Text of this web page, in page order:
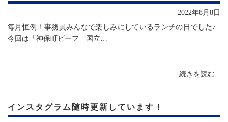
2022年8月8日
毎月恒例！事務員みんなで楽しみにしているランチの日でした♪
今回は「神保町ビーフ 国立…
続きを読む
インスタグラム随時更新しています！